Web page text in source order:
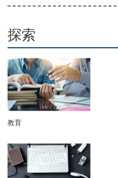
探索
教育